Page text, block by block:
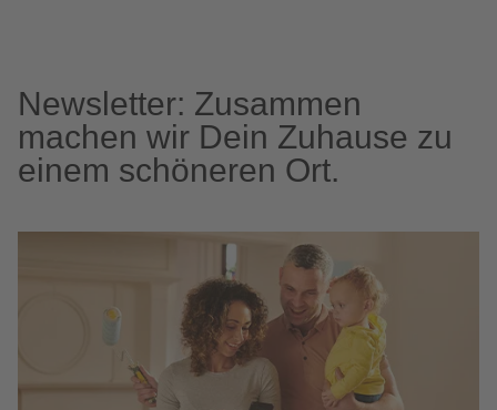
Newsletter: Zusammen
machen wir Dein Zuhause zu
einem schöneren Ort.